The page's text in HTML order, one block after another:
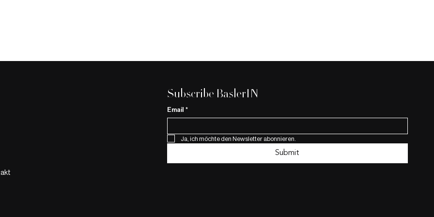
Dunkelfeldmikroskopie – Ein
Blick ins Verborgene. Mein
Subscribe BaslerIN
Email *
Ja, ich möchte den Newsletter abonnieren.
Submit